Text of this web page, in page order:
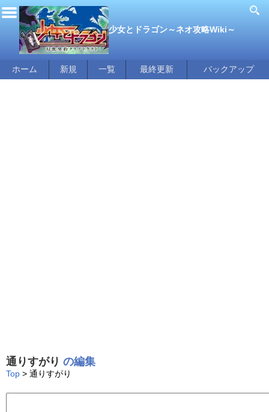
少女とドラゴン～ネオ攻略Wiki～
ホーム 新規 一覧 最終更新 バックアップ
通りすがり の編集
Top > 通りすがり